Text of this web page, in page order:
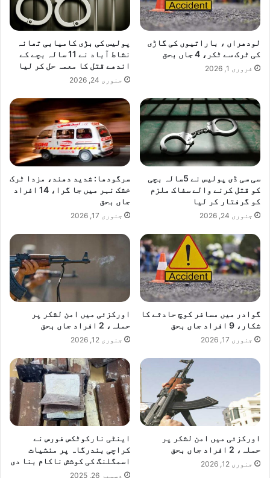
لودھراں ، باراتیوں کی گاڑی
کی ٹرک سے ٹکر، 4 جاں بحق
فروری 1, 2026
پولیس کی بڑی کامیابی تھانہ
نشاط آباد نے 11 سالہ بچے کے
اندھے قتل کا معمہ حل کر لیا
جنوری 24, 2026
سی سی ڈی پولیس نے 5سالہ بچی
کو قتل کرنے والے سفاک ملزم
کو گرفتار کر لیا
جنوری 24, 2026
سرگودھا: شدید دھند، مزدا ٹرک
خشک نہر میں جا گرا، 14 افراد
جاں بحق
جنوری 17, 2026
گوادر میں مسافر کوچ حادثے کا
شکار، 9 افراد جاں بحق
جنوری 17, 2026
اورکزئی میں امن لشکر پر
حملہ، 2 افراد جاں بحق
جنوری 12, 2026
اورکزئی میں امن لشکر پر
حملہ، 2 افراد جاں بحق
جنوری 12, 2026
اینٹی نارکوٹکس فورس نے
کراچی بندرگاہ پر منشیات
اسمگلنگ کی کوشش ناکام بنا دی
دسمبر 26, 2025